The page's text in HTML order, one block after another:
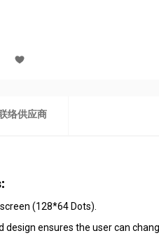
络供应商
(128*64 Dots).
design ensures the user can